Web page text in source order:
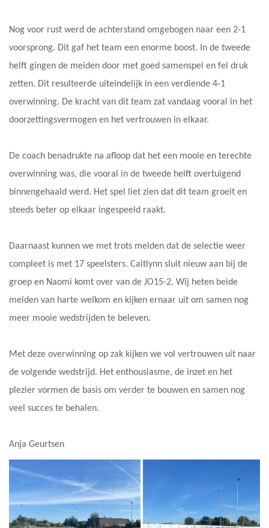
Nog voor rust werd de achterstand omgebogen naar een 2-1
voorsprong. Dit gaf het team een enorme boost. In de tweede
helft gingen de meiden door met goed samenspel en fel druk
zetten. Dit resulteerde uiteindelijk in een verdiende 4-1
overwinning. De kracht van dit team zat vandaag vooral in het
doorzettingsvermogen en het vertrouwen in elkaar.
De coach benadrukte na afloop dat het een mooie en terechte
overwinning was, die vooral in de tweede helft overtuigend
binnengehaald werd. Het spel liet zien dat dit team groeit en
steeds beter op elkaar ingespeeld raakt.
Daarnaast kunnen we met trots melden dat de selectie weer
compleet is met 17 speelsters. Caitlynn sluit nieuw aan bij de
groep en Naomi komt over van de JO15-2. Wij heten beide
meiden van harte welkom en kijken ernaar uit om samen nog
meer mooie wedstrijden te beleven.
Met deze overwinning op zak kijken we vol vertrouwen uit naar
de volgende wedstrijd. Het enthousiasme, de inzet en het
plezier vormen de basis om verder te bouwen en samen nog
veel succes te behalen.
Anja Geurtsen